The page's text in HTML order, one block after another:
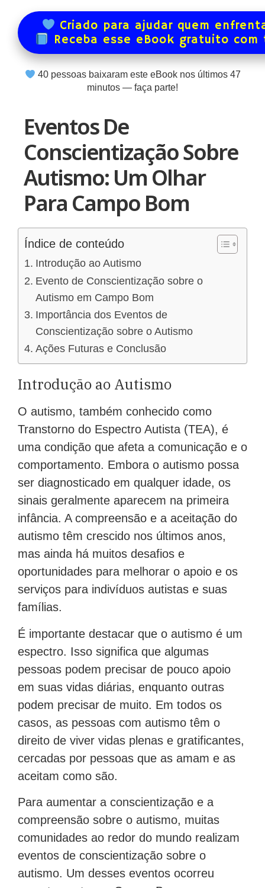
Criado para ajudar quem
Receba esse eBook gratuito
40pessoas baixaram este eBook nos últimos 47
minutos — faça parte!
Eventos De
Conscientização Sobre
Autismo: Um Olhar
Para Campo Bom
Índice de conteúdo
Introdução ao Autismo
Evento de Conscientização sobre o
Autismo em Campo Bom
Importância dos Eventos de
Conscientização sobre o Autismo
Ações Futuras e Conclusão
Introdução ao Autismo
O autismo, também conhecido como
Transtorno do Espectro Autista (TEA), é
uma condição que afeta a comunicação e o
comportamento. Embora o autismo possa
ser diagnosticado em qualquer idade, os
sinais geralmente aparecem na primeira
infância. A compreensão e a aceitação do
autismo têm crescido nos últimos anos,
mas ainda há muitos desafios e
oportunidades para melhorar o apoio e os
serviços para indivíduos autistas e suas
famílias.
É importante destacar que o autismo é um
espectro. Isso significa que algumas
pessoas podem precisar de pouco apoio
em suas vidas diárias, enquanto outras
podem precisar de muito. Em todos os
casos, as pessoas com autismo têm o
direito de viver vidas plenas e gratificantes,
cercadas por pessoas que as amam e as
aceitam como são.
Para aumentar a conscientização e a
compreensão sobre o autismo, muitas
comunidades ao redor do mundo realizam
eventos de conscientização sobre o
autismo. Um desses eventos ocorreu